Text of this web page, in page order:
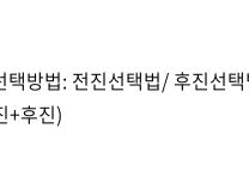
택방법: 전진선택법/ 후진선
+후진)